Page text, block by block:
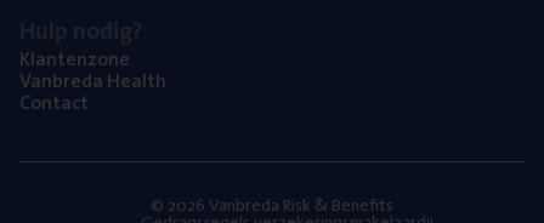
Klan­ten­zo­ne
Van­b­re­da Health
Con­tact
© 2026 Vanbreda Risk & Benefits